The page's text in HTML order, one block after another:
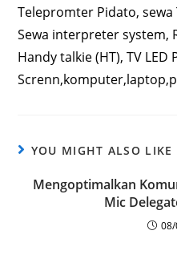
Telepromter Pidato,
Sewa interpreter system,
Handy talkie (HT), TV
YOU MIGHT ALSO LIKE
Mengoptimalkan
Mic